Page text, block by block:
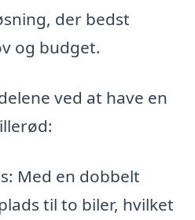
der bedst
og budget.
ved at have en
Med en dobbelt
til to biler, hvilket